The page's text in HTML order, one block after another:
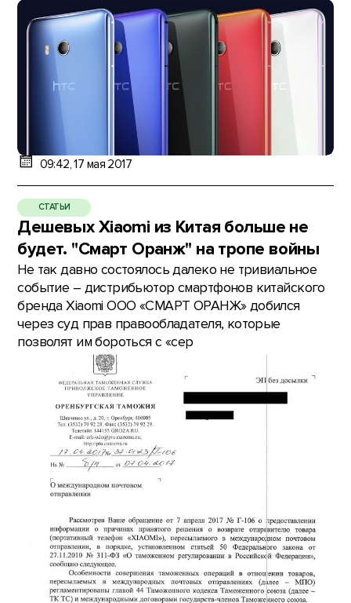
09:42, 17 мая 2017
СТАТЬИ
Дешевых Xiaomi из Китая больше не
будет. "Смарт Оранж" на тропе войны
Не так давно состоялось далеко не тривиальное
событие – дистрибьютор смартфонов китайского
бренда Xiaomi ООО «СМАРТ ОРАНЖ» добился
через суд прав правообладателя, которые
позволят им бороться с «сер